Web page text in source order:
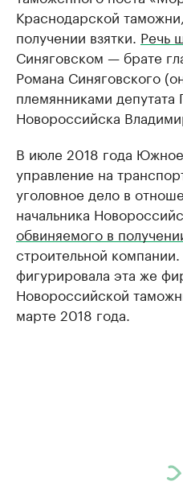
Краснодарской
получении взятки. Речь
Синяговском — брате
Романа Синяговского
племянниками
Новороссийска
В июле 2018 года
управление на
уголовное дело в
начальника
обвиняемого в
строительной
фигурировала эта же
Новороссийской
марте 2018 года.